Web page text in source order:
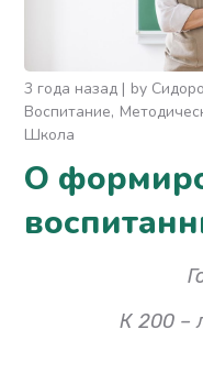
3 года назад by
Воспитание
Школа
О
К 200 –